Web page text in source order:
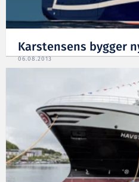
Karstensens bygger
06.08.2013